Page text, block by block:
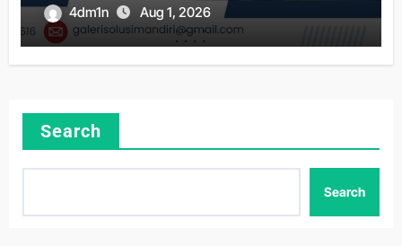
4dm1n Aug 1, 2026
Search
Search